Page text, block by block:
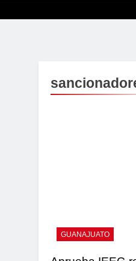
GUANAJUATO